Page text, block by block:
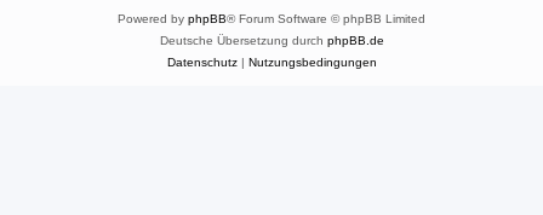
Powered by phpBB® Forum Software © phpBB Limited
Deutsche Übersetzung durch phpBB.de
Datenschutz| Nutzungsbedingungen